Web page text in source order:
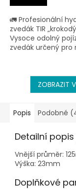
🚛 Profesionální
zvedák TIR
Vysoce odolný
zvedák určený pro
zaručuje stabilitu
ZOBRAZIT
Popis Podobné
Detailní
Vnější průměr:
Výška: 23mm
Doplňkové